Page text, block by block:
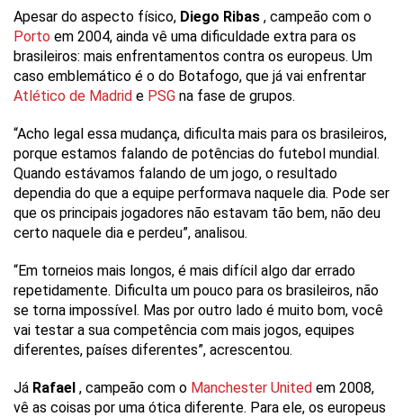
Apesar do aspecto físico, Diego Ribas , campeão com o
Porto em 2004, ainda vê uma dificuldade extra para os
brasileiros: mais enfrentamentos contra os europeus. Um
caso emblemático é o do Botafogo, que já vai enfrentar
Atlético de Madrid e PSG na fase de grupos.
“Acho legal essa mudança, dificulta mais para os brasileiros,
porque estamos falando de potências do futebol mundial.
Quando estávamos falando de um jogo, o resultado
dependia do que a equipe performava naquele dia. Pode ser
que os principais jogadores não estavam tão bem, não deu
certo naquele dia e perdeu”, analisou.
“Em torneios mais longos, é mais difícil algo dar errado
repetidamente. Dificulta um pouco para os brasileiros, não
se torna impossível. Mas por outro lado é muito bom, você
vai testar a sua competência com mais jogos, equipes
diferentes, países diferentes”, acrescentou.
Já Rafael , campeão com o Manchester United em 2008,
vê as coisas por uma ótica diferente. Para ele, os europeus